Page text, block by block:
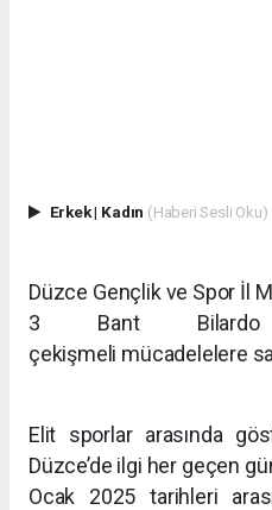
Erkek| Kadın (Haberi Sesli Oku)
Düzce Gençlik ve Spor İl
3 Bant Bilardo
çekişmeli mücadelelere
Elit sporlar arasında
Düzce’de ilgi her geçen
Ocak 2025 tarihleri